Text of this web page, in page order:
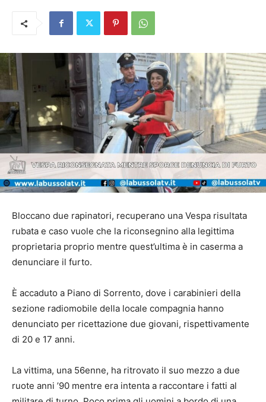
Bloccano due rapinatori, recuperano una Vespa risultata
rubata e caso vuole che la riconsegnino alla legittima
proprietaria proprio mentre quest’ultima è in caserma a
denunciare il furto.
È accaduto a Piano di Sorrento, dove i carabinieri della
sezione radiomobile della locale compagnia hanno
denunciato per ricettazione due giovani, rispettivamente
di 20 e 17 anni.
La vittima, una 56enne, ha ritrovato il suo mezzo a due
ruote anni ’90 mentre era intenta a raccontare i fatti al